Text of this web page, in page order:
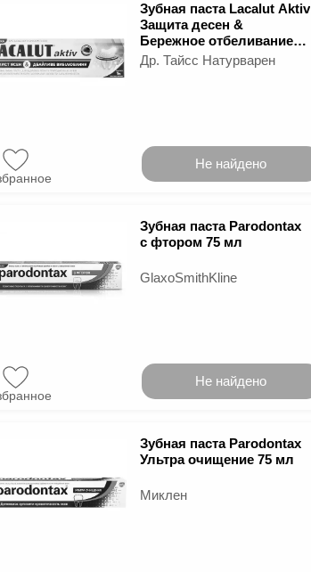
Зубная паста Lacalut Aktiv
Защита десен &
Бережное отбеливание
75 мл
Др. Тайсс Натурварен
Не найдено
Зубная паста Parodontax
с фтором 75 мл
GlaxoSmithKline
Не найдено
Зубная паста Parodontax
Ультра очищение 75 мл
Миклен